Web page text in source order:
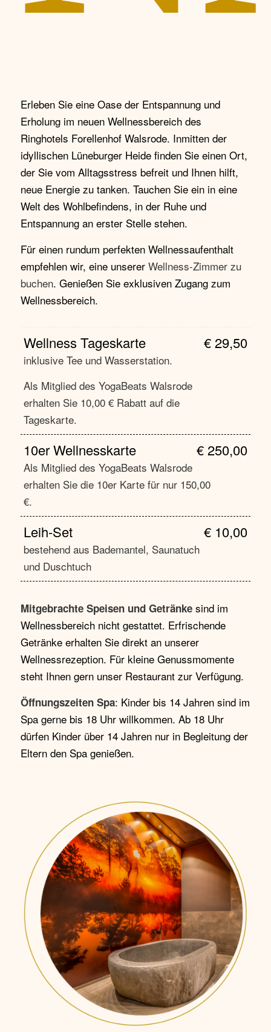
Erleben Sie eine Oase der Entspannung und
Erholung im neuen Wellnessbereich des
Ringhotels Forellenhof Walsrode. Inmitten der
idyllischen Lüneburger Heide finden Sie einen Ort,
der Sie vom Alltagsstress befreit und Ihnen hilft,
neue Energie zu tanken. Tauchen Sie ein in eine
Welt des Wohlbefindens, in der Ruhe und
Entspannung an erster Stelle stehen.
Für einen rundum perfekten Wellnessaufenthalt
empfehlen wir, eine unserer Wellness-Zimmer zu
buchen. Genießen Sie exklusiven Zugang zum
Wellnessbereich.
Wellness Tageskarte € 29,50
inklusive Tee und Wasserstation.
Als Mitglied des YogaBeats Walsrode
erhalten Sie 10,00 € Rabatt auf die
Tageskarte.
10er Wellnesskarte € 250,00
Als Mitglied des YogaBeats Walsrode
erhalten Sie die 10er Karte für nur 150,00
€.
Leih-Set € 10,00
bestehend aus Bademantel, Saunatuch
und Duschtuch
Mitgebrachte Speisen und Getränkesind im
Wellnessbereich nicht gestattet. Erfrischende
Getränke erhalten Sie direkt an unserer
Wellnessrezeption. Für kleine Genussmomente
steht Ihnen gern unser Restaurant zur Verfügung.
Öffnungszeiten Spa: Kinder bis 14 Jahren sind im
Spa gerne bis 18 Uhr willkommen. Ab 18 Uhr
dürfen Kinder über 14 Jahren nur in Begleitung der
Eltern den Spa genießen.